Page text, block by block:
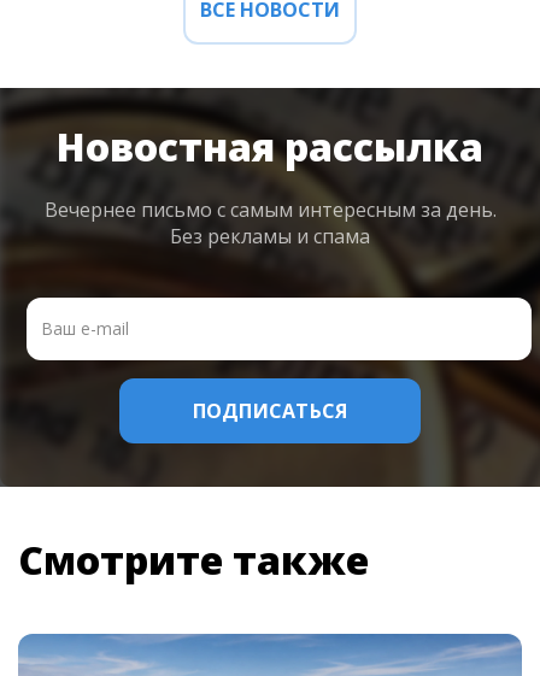
ВСЕ НОВОСТИ
Новостная рассылка
Вечернее письмо с самым интересным за день.
Без рекламы и спама
Смотрите также